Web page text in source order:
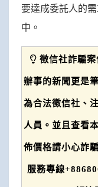
要達成委託人的
中。
徵信社詐騙
辦事的新聞更是
為合法徵信社、
人員。並且查看
佈價格請小心詐
服務專線